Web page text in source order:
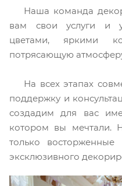
Наша команда
вам свои услуги и
цветами, яркими
потрясающую
На всех этапах
поддержку и
создадим для вас
котором вы мечтали.
только
эксклюзивного